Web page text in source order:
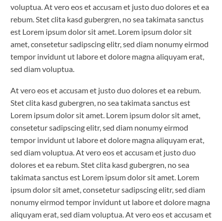
voluptua. At vero eos et accusam et justo duo dolores et ea
rebum. Stet clita kasd gubergren, no sea takimata sanctus
est Lorem ipsum dolor sit amet. Lorem ipsum dolor sit
amet, consetetur sadipscing elitr, sed diam nonumy eirmod
tempor invidunt ut labore et dolore magna aliquyam erat,
sed diam voluptua.
At vero eos et accusam et justo duo dolores et ea rebum.
Stet clita kasd gubergren, no sea takimata sanctus est
Lorem ipsum dolor sit amet. Lorem ipsum dolor sit amet,
consetetur sadipscing elitr, sed diam nonumy eirmod
tempor invidunt ut labore et dolore magna aliquyam erat,
sed diam voluptua. At vero eos et accusam et justo duo
dolores et ea rebum. Stet clita kasd gubergren, no sea
takimata sanctus est Lorem ipsum dolor sit amet. Lorem
ipsum dolor sit amet, consetetur sadipscing elitr, sed diam
nonumy eirmod tempor invidunt ut labore et dolore magna
aliquyam erat, sed diam voluptua. At vero eos et accusam et